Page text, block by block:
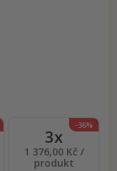
-36%
3x
1 376,00 Kč /
produkt